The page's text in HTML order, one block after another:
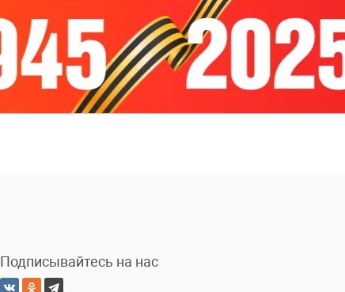
Подписывайтесь на нас